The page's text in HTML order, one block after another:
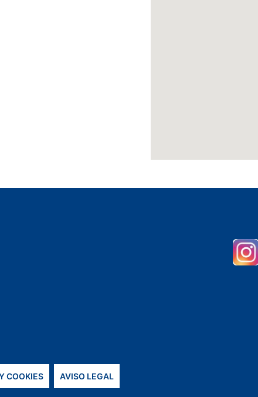
COOKIES AVISO LEGAL